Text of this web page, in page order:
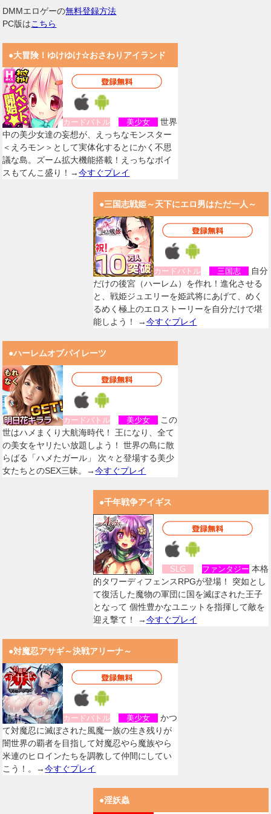
DMMエロゲーの無料登録方法
PC版はこちら
●大冒険！ゆけゆけ☆おさわりアイランド
カードバトル 美少女
世界
中の美少女達の妄想が、えっちなモンスター
＜えろモン＞として実体化するとにかく不思
議な島。ズーム拡大機能搭載！えっちなボイ
スもてんこ盛り！→今すぐプレイ
●三国志戦姫～天下にエロ男はただ一人～
カードバトル 三国志
自分
だけの後宮（ハーレム）を作れ！進化させる
と、戦姫ジュエリーを姫武将にあげて、めく
るめく極上のエロストーリーを自分だけで堪
能しよう！ →今すぐプレイ
●ハーレムオブパイレーツ
カードバトル 美少女
この
世はハメまくり大航海時代！ 王になり、全て
の美女をヤリたい放題しよう！ 世界の島に散
らばる「ハメたガール」 次々と登場する美少
女たちとのSEX三昧。→今すぐプレイ
●千年戦争アイギス
SLG ファンタジー 本格
的タワーディフェンスRPGが登場！ 突如とし
て復活した魔物の軍団に国を滅ぼされた王子
となって 個性豊かなユニットを指揮して敵を
迎え撃て！ →今すぐプレイ
●対魔忍アサギ～決戦アリーナ～
カードバトル 美少女
かつ
て対魔忍に滅ぼされた風魔一族の生き残りが
闇世界の覇者を目指して対魔忍やら魔族やら
米連のヒロインたちを調教して仲間にしてい
こう！。→今すぐプレイ
●淫妖蟲